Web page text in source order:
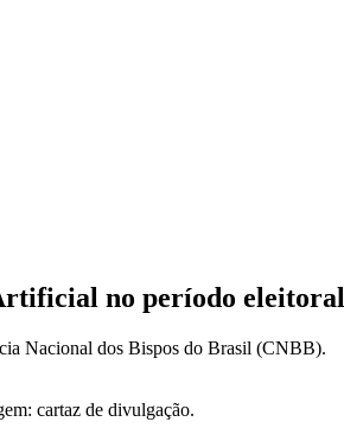
no período eleitoral
Nacional dos Bispos do Brasil (CNBB).
cartaz de divulgação.